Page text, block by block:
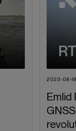
2023-08-
Emlid